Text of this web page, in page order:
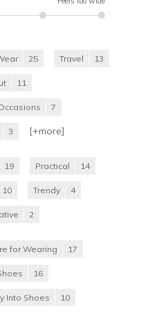
25 Travel 13
11
7
3 [+more]
19 Practical 14
10 Trendy 4
2
for Wearing 17
16
Into Shoes 10